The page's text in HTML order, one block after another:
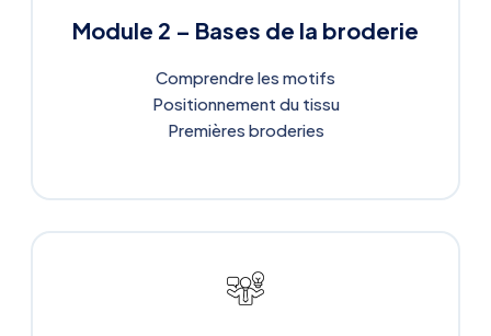
Module 2 – Bases de la broderie
Comprendre les motifs
Positionnement du tissu
Premières broderies